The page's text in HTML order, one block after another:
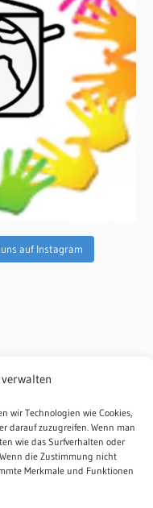
wir Technologien wie Cookies,
darauf zuzugreifen. Wenn man
wie das Surfverhalten oder
die Zustimmung nicht
Merkmale und Funktionen
uns auf Instagram